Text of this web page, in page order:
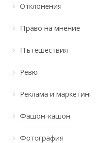
Отклонения
Право на мнение
Пътешествия
Ревю
Реклама и маркетинг
Фашон-кашон
Фотография